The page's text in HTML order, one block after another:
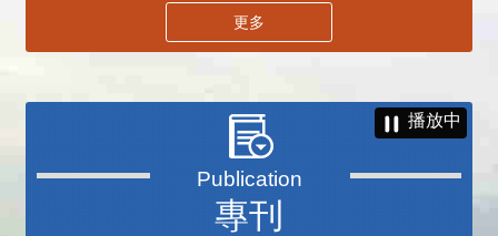
更多
專刊
播放中